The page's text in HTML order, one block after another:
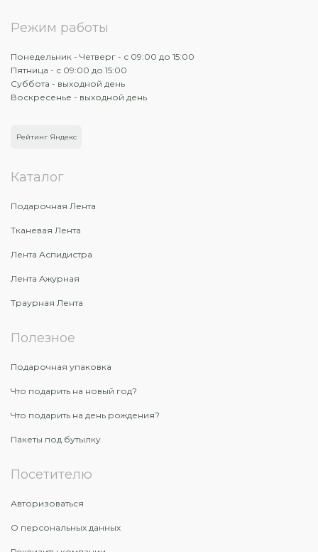
Режим работы
Понедельник - Четверг - с 09:00 до 15:00
Пятница - с 09:00 до 15:00
Суббота - выходной день
Воскресенье - выходной день
Рейтинг Яндекс
Каталог
Подарочная Лента
Тканевая Лента
Лента Аспидистра
Лента Ажурная
Траурная Лента
Полезное
Подарочная упаковка
Что подарить на новый год?
Что подарить на день рождения?
Пакеты под бутылку
Посетителю
Авторизоваться
О персональных данных